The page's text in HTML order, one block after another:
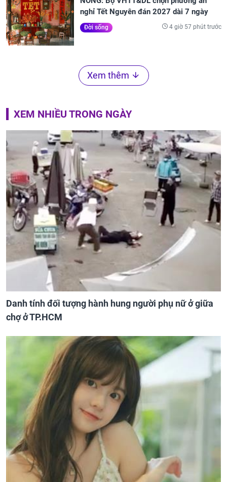
nghỉ Tết Nguyên đán 2027 dài 7 ngày
Đời sống 4 giờ 57 phút trước
Xem thêm
XEM NHIỀU TRONG NGÀY
Danh tính đối tượng hành hung người phụ nữ ở giữa
chợ ở TP.HCM